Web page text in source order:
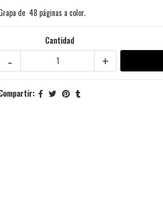
de 48 páginas a color.
Cantidad
+
-